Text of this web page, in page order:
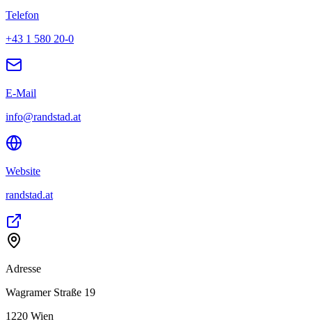
Telefon
+43 1 580 20-0
E-Mail
info@randstad.at
Website
randstad.at
Adresse
Wagramer Straße 19
1220 Wien